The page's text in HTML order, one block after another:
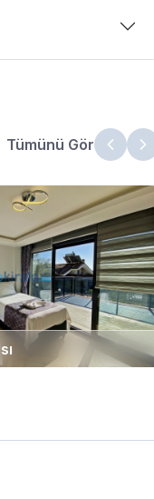
Tümünü Gör